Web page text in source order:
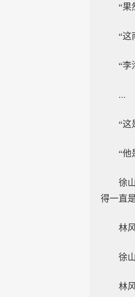
“果
“这
“李
...
“这
“他
徐
得一直
林
徐
林